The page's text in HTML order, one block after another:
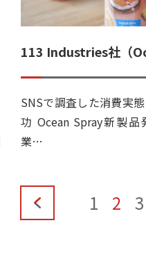
113 Industries社（
SNSで調査した消費実
功 Ocean Spray新製
業…
1 2 3